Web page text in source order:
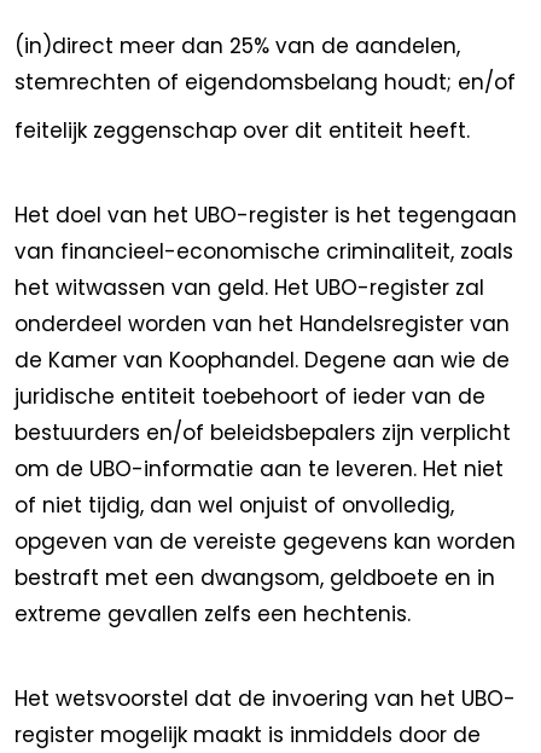
(in)direct meer dan 25% van de aandelen,
stemrechten of eigendomsbelang houdt; en/of
feitelijk zeggenschap over dit entiteit heeft.
Het doel van het UBO-register is het tegengaan
van financieel-economische criminaliteit, zoals
het witwassen van geld. Het UBO-register zal
onderdeel worden van het Handelsregister van
de Kamer van Koophandel. Degene aan wie de
juridische entiteit toebehoort of ieder van de
bestuurders en/of beleidsbepalers zijn verplicht
om de UBO-informatie aan te leveren. Het niet
of niet tijdig, dan wel onjuist of onvolledig,
opgeven van de vereiste gegevens kan worden
bestraft met een dwangsom, geldboete en in
extreme gevallen zelfs een hechtenis.
Het wetsvoorstel dat de invoering van het UBO-
register mogelijk maakt is inmiddels door de